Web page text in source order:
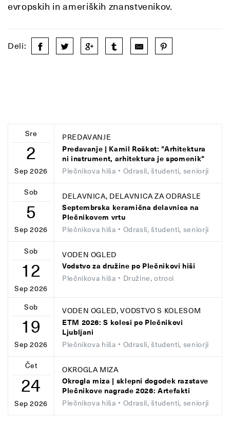
evropskih in ameriških znanstvenikov.
Deli:
Sre
2
Sep 2026
PREDAVANJE
Predavanje | Kamil Roškot: "Arhitektura
ni instrument, arhitektura je spomenik"
Plečnikova hiša • Odrasli, študenti, seniorji
Sob
5
Sep 2026
DELAVNICA, DELAVNICA ZA ODRASLE
Septembrska keramična delavnica na
Plečnikovem vrtu
Plečnikova hiša • Odrasli, študenti, seniorji
Sob
12
Sep 2026
VODEN OGLED
Vodstvo za družine po Plečnikovi hiši
Plečnikova hiša • Družine, otroci
Sob
19
Sep 2026
VODEN OGLED, VODSTVO S KOLESOM
ETM 2026: S kolesi po Plečnikovi
Ljubljani
Plečnikova hiša • Odrasli, študenti, seniorji
Čet
24
Sep 2026
OKROGLA MIZA
Okrogla miza | sklepni dogodek razstave
Plečnikove nagrade 2026: Artefakti
Plečnikova hiša • Odrasli, študenti, seniorji